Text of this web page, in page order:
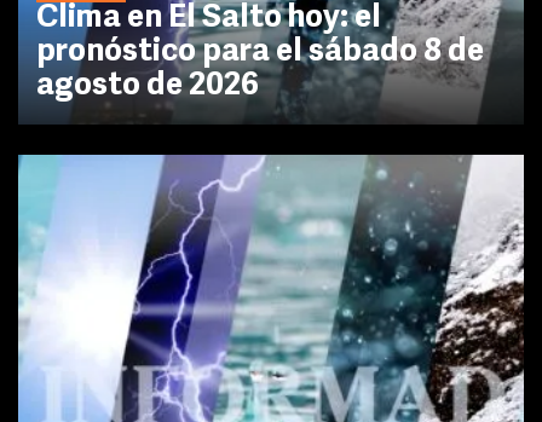
Clima en El Salto hoy: el
pronóstico para el sábado 8 de
agosto de 2026